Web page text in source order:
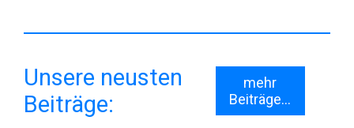
Unsere neusten
Beiträge:
mehr
Beiträge...